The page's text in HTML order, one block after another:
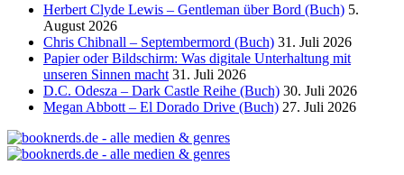
Herbert Clyde Lewis – Gentleman über Bord (Buch) 5.
August 2026
Chris Chibnall – Septembermord (Buch) 31. Juli 2026
Papier oder Bildschirm: Was digitale Unterhaltung mit
unseren Sinnen macht 31. Juli 2026
D.C. Odesza – Dark Castle Reihe (Buch) 30. Juli 2026
Megan Abbott – El Dorado Drive (Buch) 27. Juli 2026